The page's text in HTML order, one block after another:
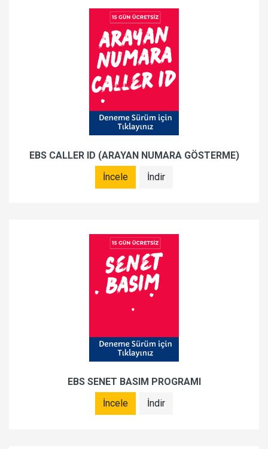
EBS CALLER ID (ARAYAN NUMARA GÖSTERME)
İncele
İndir
EBS SENET BASIM PROGRAMI
İncele
İndir